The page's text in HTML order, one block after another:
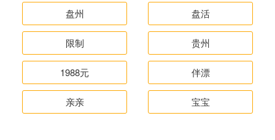
盘州 盘活
限制 贵州
1988元 伴漂
亲亲 宝宝